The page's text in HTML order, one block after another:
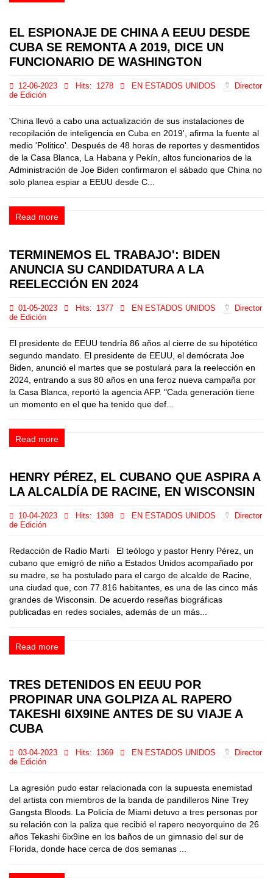
EL ESPIONAJE DE CHINA A EEUU DESDE
CUBA SE REMONTA A 2019, DICE UN
FUNCIONARIO DE WASHINGTON
12-06-2023 Hits: 1278 EN ESTADOS UNIDOS
Director
de Edición
'China llevó a cabo una actualización de sus instalaciones de
recopilación de inteligencia en Cuba en 2019', afirma la fuente al
medio 'Politico'. Después de 48 horas de reportes y desmentidos
de la Casa Blanca, La Habana y Pekín, altos funcionarios de la
Administración de Joe Biden confirmaron el sábado que China no
solo planea espiar a EEUU desde C...
Read more
TERMINEMOS EL TRABAJO': BIDEN
ANUNCIA SU CANDIDATURA A LA
REELECCIÓN EN 2024
01-05-2023 Hits: 1377 EN ESTADOS UNIDOS
Director
de Edición
El presidente de EEUU tendría 86 años al cierre de su hipotético
segundo mandato. El presidente de EEUU, el demócrata Joe
Biden, anunció el martes que se postulará para la reelección en
2024, entrando a sus 80 años en una feroz nueva campaña por
la Casa Blanca, reportó la agencia AFP. "Cada generación tiene
un momento en el que ha tenido que def...
Read more
HENRY PÉREZ, EL CUBANO QUE ASPIRA A
LA ALCALDÍA DE RACINE, EN WISCONSIN
10-04-2023 Hits: 1398 EN ESTADOS UNIDOS
Director
de Edición
Redacción de Radio Marti El teólogo y pastor Henry Pérez, un
cubano que emigró de niño a Estados Unidos acompañado por
su madre, se ha postulado para el cargo de alcalde de Racine,
una ciudad que, con 77.816 habitantes, es una de las cinco más
grandes de Wisconsin. De acuerdo reseñas biográficas
publicadas en redes sociales, además de un más...
Read more
TRES DETENIDOS EN EEUU POR
PROPINAR UNA GOLPIZA AL RAPERO
TAKESHI 6IX9INE ANTES DE SU VIAJE A
CUBA
03-04-2023 Hits: 1369 EN ESTADOS UNIDOS
Director
de Edición
La agresión pudo estar relacionada con la supuesta enemistad
del artista con miembros de la banda de pandilleros Nine Trey
Gangsta Bloods. La Policía de Miami detuvo a tres personas por
su relación con la paliza que recibió el rapero neoyorquino de 26
años Tekashi 6ix9ine en los baños de un gimnasio del sur de
Florida, donde hace cerca de dos semanas ...